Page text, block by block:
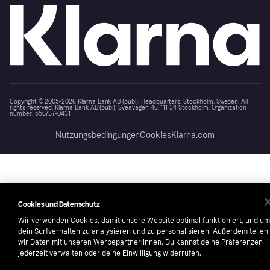
Copyright © 2005-2026 Klarna Bank AB (publ). Headquarters: Stockholm, Sweden. All
rights reserved. Klarna Bank AB (publ). Sveavägen 46, 111 34 Stockholm. Organization
number: 556737-0431
NutzungsbedingungenCookiesKlarna.com
Cookies und Datenschutz
Wir verwenden Cookies, damit unsere Website optimal funktioniert, und um
dein Surfverhalten zu analysieren und zu personalisieren. Außerdem teilen
wir Daten mit unseren Werbepartner:innen. Du kannst deine Präferenzen
jederzeit verwalten oder deine Einwilligung widerrufen.